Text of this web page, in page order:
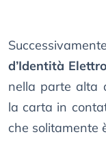
d’Identità
nella parte alta
la carta in
che solitamente